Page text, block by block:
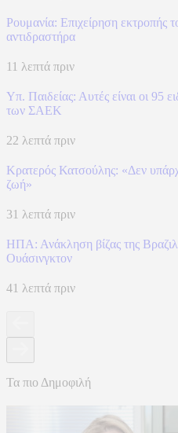
Ρουμανία: Επιχείρηση εκτροπής
αντιδραστήρα
11 λεπτά πριν
Υπ. Παιδείας: Αυτές είναι οι 95
των ΣΑΕΚ
22 λεπτά πριν
Κρατερός Κατσούλης: «Δεν
ζωή»
31 λεπτά πριν
ΗΠΑ: Ανάκληση βίζας της
Ουάσινγκτον
41 λεπτά πριν
Τα πιο Δημοφιλή